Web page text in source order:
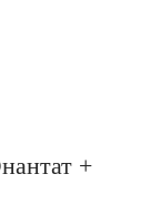
+